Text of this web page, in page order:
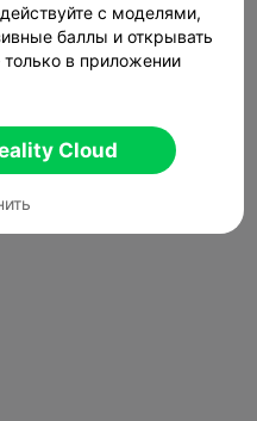
с моделями,
баллы и открывать
в приложении
Cloud